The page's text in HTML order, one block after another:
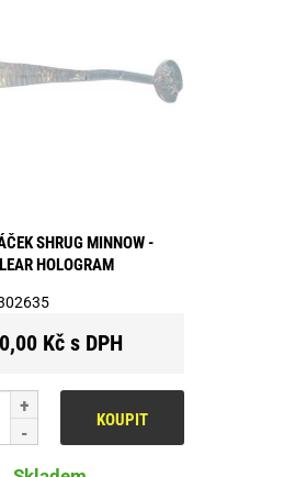
SHRUG MINNOW -
HOLOGRAM
Kč s DPH
KOUPIT